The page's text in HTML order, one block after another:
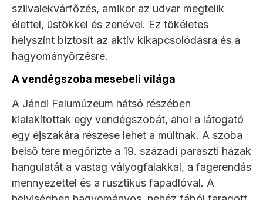
szilvalekvárfőzés, amikor az udvar megtelik
élettel, üstökkel és zenével. Ez tökéletes
helyszínt biztosít az aktív kikapcsolódásra és a
hagyományőrzésre.
A vendégszoba mesebeli világa
A Jándi Falumúzeum hátsó részében
kialakítottak egy vendégszobát, ahol a látogató
egy éjszakára részese lehet a múltnak. A szoba
belső tere megőrizte a 19. századi paraszti házak
hangulatát a vastag vályogfalakkal, a fagerendás
mennyezettel és a rusztikus fapadlóval. A